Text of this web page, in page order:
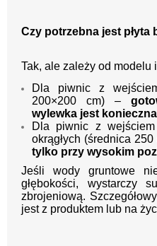
Czy potrzebna jest
Tak, ale zależy od modelu
Dla piwnic z
200×200 cm) –
wylewka jest konieczna
Dla piwnic z
okrągłych (średnica
tylko przy wysokim
Jeśli wody gruntowe
głębokości, wystarczy
zbrojeniową.
jest z produktem lub na